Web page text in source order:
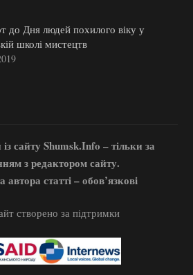
до Дня людей похилого віку у
школі мистецтв
сайту Shumsk.Info – тільки за
з редактором сайту.
статті – обов’язкові
створено за підтримки